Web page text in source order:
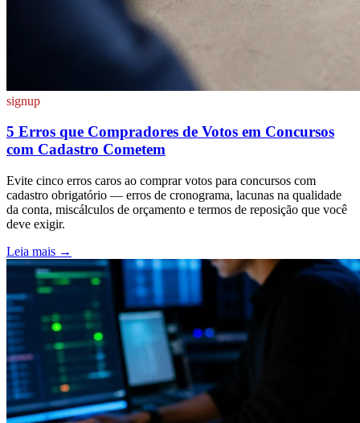
signup
5 Erros que Compradores de Votos em Concursos
com Cadastro Cometem
Evite cinco erros caros ao comprar votos para concursos com
cadastro obrigatório — erros de cronograma, lacunas na qualidade
da conta, miscálculos de orçamento e termos de reposição que você
deve exigir.
Leia mais →